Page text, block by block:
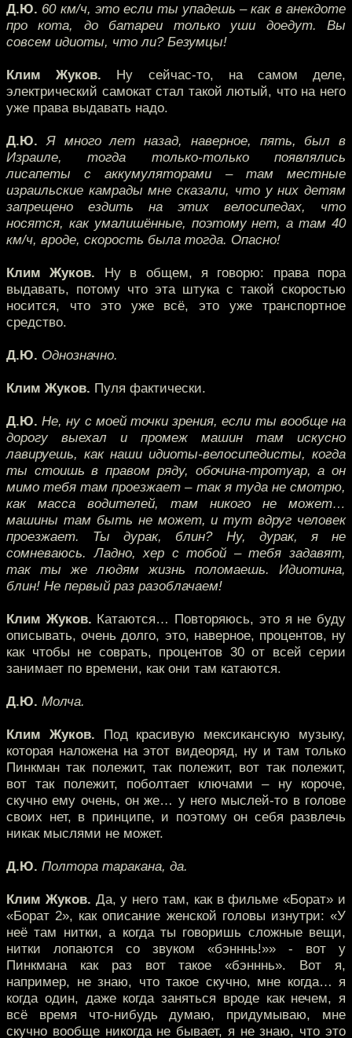
Д.Ю. 60 км/ч, это если ты упадешь – как в анекдоте
про кота, до батареи только уши доедут. Вы
совсем идиоты, что ли? Безумцы!
Клим Жуков. Ну сейчас-то, на самом деле,
электрический самокат стал такой лютый, что на него
уже права выдавать надо.
Д.Ю. Я много лет назад, наверное, пять, был в
Израиле, тогда только-только появлялись
лисапеты с аккумуляторами – там местные
израильские камрады мне сказали, что у них детям
запрещено ездить на этих велосипедах, что
носятся, как умалишённые, поэтому нет, а там 40
км/ч, вроде, скорость была тогда. Опасно!
Клим Жуков. Ну в общем, я говорю: права пора
выдавать, потому что эта штука с такой скоростью
носится, что это уже всё, это уже транспортное
средство.
Д.Ю. Однозначно.
Клим Жуков. Пуля фактически.
Д.Ю. Не, ну с моей точки зрения, если ты вообще на
дорогу выехал и промеж машин там искусно
лавируешь, как наши идиоты-велосипедисты, когда
ты стоишь в правом ряду, обочина-тротуар, а он
мимо тебя там проезжает – так я туда не смотрю,
как масса водителей, там никого не может…
машины там быть не может, и тут вдруг человек
проезжает. Ты дурак, блин? Ну, дурак, я не
сомневаюсь. Ладно, хер с тобой – тебя задавят,
так ты же людям жизнь поломаешь. Идиотина,
блин! Не первый раз разоблачаем!
Клим Жуков. Катаются… Повторяюсь, это я не буду
описывать, очень долго, это, наверное, процентов, ну
как чтобы не соврать, процентов 30 от всей серии
занимает по времени, как они там катаются.
Д.Ю. Молча.
Клим Жуков. Под красивую мексиканскую музыку,
которая наложена на этот видеоряд, ну и там только
Пинкман так полежит, так полежит, вот так полежит,
вот так полежит, поболтает ключами – ну короче,
скучно ему очень, он же… у него мыслей-то в голове
своих нет, в принципе, и поэтому он себя развлечь
никак мыслями не может.
Д.Ю. Полтора таракана, да.
Клим Жуков. Да, у него там, как в фильме «Борат» и
«Борат 2», как описание женской головы изнутри: «У
неё там нитки, а когда ты говоришь сложные вещи,
нитки лопаются со звуком «бэнннь!»» - вот у
Пинкмана как раз вот такое «бэнннь». Вот я,
например, не знаю, что такое скучно, мне когда… я
когда один, даже когда заняться вроде как нечем, я
всё время что-нибудь думаю, придумываю, мне
скучно вообще никогда не бывает, я не знаю, что это